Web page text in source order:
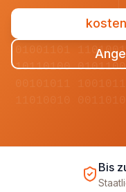
01001101
10110100
Bis